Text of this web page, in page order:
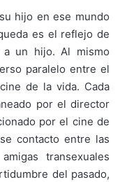
hijo en ese mundo
es el reflejo de
a un hijo. Al mismo
paralelo entre el
de la vida. Cada
por el director
por el cine de
contacto entre las
transexuales
del pasado,